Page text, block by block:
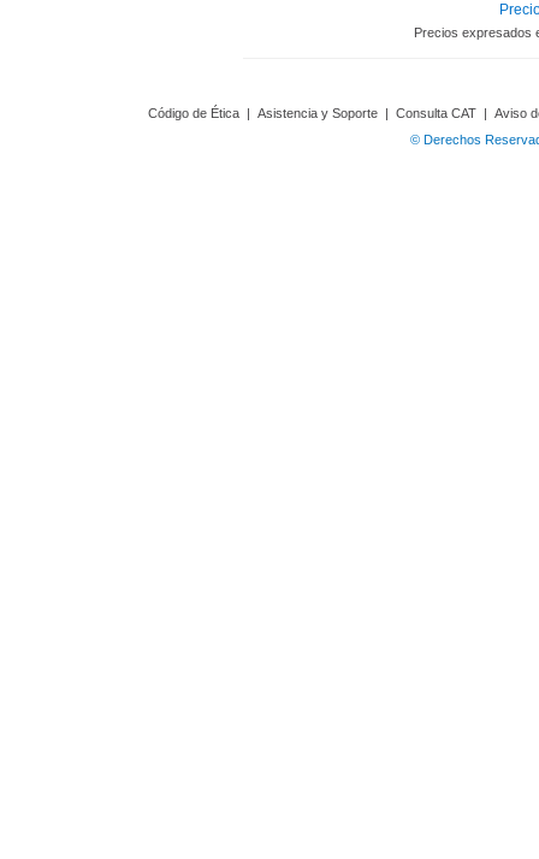
Precios expresados
Código de Ética | Asistencia y Soporte | Consulta CAT | Aviso
© Derechos